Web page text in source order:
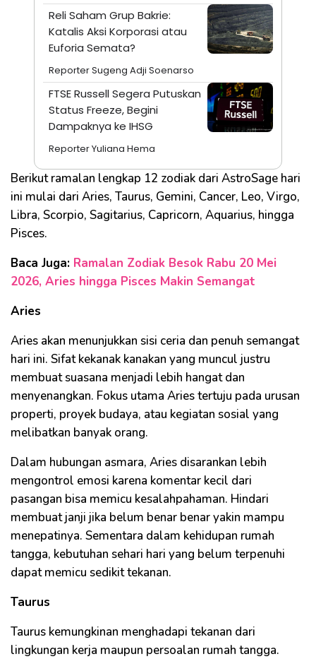
Reli Saham Grup Bakrie:
Katalis Aksi Korporasi atau
Euforia Semata?
Reporter Sugeng Adji Soenarso
FTSE Russell Segera Putuskan
Status Freeze, Begini
Dampaknya ke IHSG
Reporter Yuliana Hema
Berikut ramalan lengkap 12 zodiak dari AstroSage hari
ini mulai dari Aries, Taurus, Gemini, Cancer, Leo, Virgo,
Libra, Scorpio, Sagitarius, Capricorn, Aquarius, hingga
Pisces.
Baca Juga: Ramalan Zodiak Besok Rabu 20 Mei
2026, Aries hingga Pisces Makin Semangat
Aries
Aries akan menunjukkan sisi ceria dan penuh semangat
hari ini. Sifat kekanak kanakan yang muncul justru
membuat suasana menjadi lebih hangat dan
menyenangkan. Fokus utama Aries tertuju pada urusan
properti, proyek budaya, atau kegiatan sosial yang
melibatkan banyak orang.
Dalam hubungan asmara, Aries disarankan lebih
mengontrol emosi karena komentar kecil dari
pasangan bisa memicu kesalahpahaman. Hindari
membuat janji jika belum benar benar yakin mampu
menepatinya. Sementara dalam kehidupan rumah
tangga, kebutuhan sehari hari yang belum terpenuhi
dapat memicu sedikit tekanan.
Taurus
Taurus kemungkinan menghadapi tekanan dari
lingkungan kerja maupun persoalan rumah tangga.